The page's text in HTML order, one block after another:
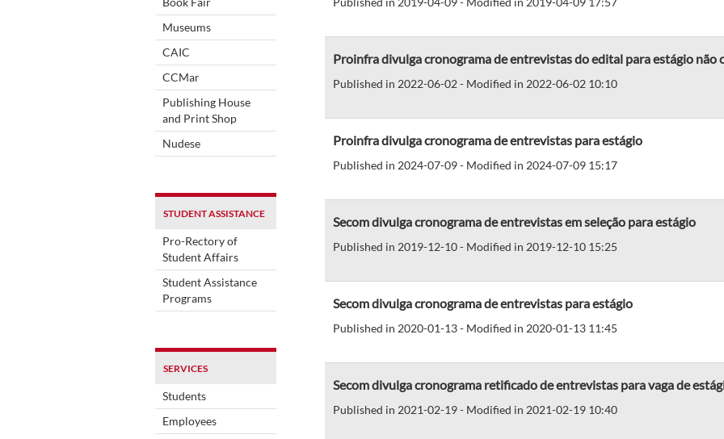
Museums
CAIC
CCMar
Publishing House
and Print Shop
Nudese
STUDENT ASSISTANCE
Pro-Rectory of
Student Affairs
Student Assistance
Programs
SERVICES
Students
Employees
Proinfra divulga cronograma de entrevistas do edital para estágio não
Published in 2022-06-02 - Modified in 2022-06-02 10:10
Proinfra divulga cronograma de entrevistas para estágio
Published in 2024-07-09 - Modified in 2024-07-09 15:17
Secom divulga cronograma de entrevistas em seleção para estágio
Published in 2019-12-10 - Modified in 2019-12-10 15:25
Secom divulga cronograma de entrevistas para estágio
Published in 2020-01-13 - Modified in 2020-01-13 11:45
Secom divulga cronograma retificado de entrevistas para vaga de
Published in 2021-02-19 - Modified in 2021-02-19 10:40